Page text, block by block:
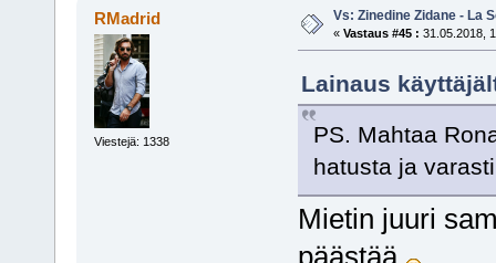
RMadrid
Viestejä: 1338
Vs: Zinedine Zidane - La
« Vastaus #45 : 31.05.2018,
Lainaus
PS. Mahtaa
hatusta ja
Mietin juuri
päästää